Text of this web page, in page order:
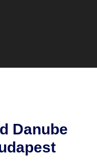
Danube